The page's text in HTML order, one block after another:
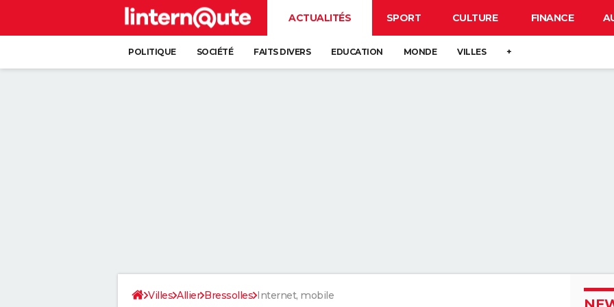
ACTUALITÉS SPORT CULTURE FINANCE
POLITIQUE SOCIÉTÉ FAITS DIVERS EDUCATION MONDE VILLES +
Villes Allier Bressolles Internet, mobile